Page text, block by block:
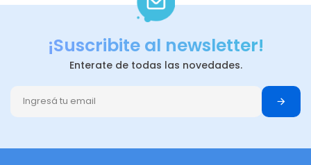
¡Suscribite al newsletter!
Enterate de todas las novedades.